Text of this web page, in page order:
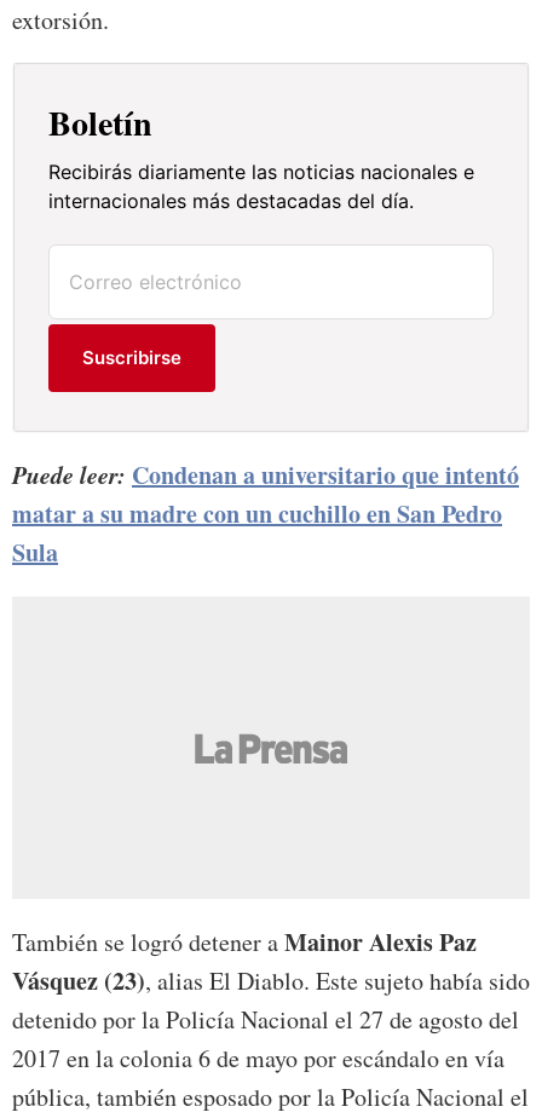
extorsión.
Boletín
Recibirás diariamente las noticias nacionales e
internacionales más destacadas del día.
Suscribirse
Puede leer: Condenan a universitario que intentó
matar a su madre con un cuchillo en San Pedro
Sula
También se logró detener aMainor Alexis Paz
Vásquez (23), alias El Diablo. Este sujeto había sido
detenido por la Policía Nacional el 27 de agosto del
2017 en la colonia 6 de mayo por escándalo en vía
pública, también esposado por la Policía Nacional el